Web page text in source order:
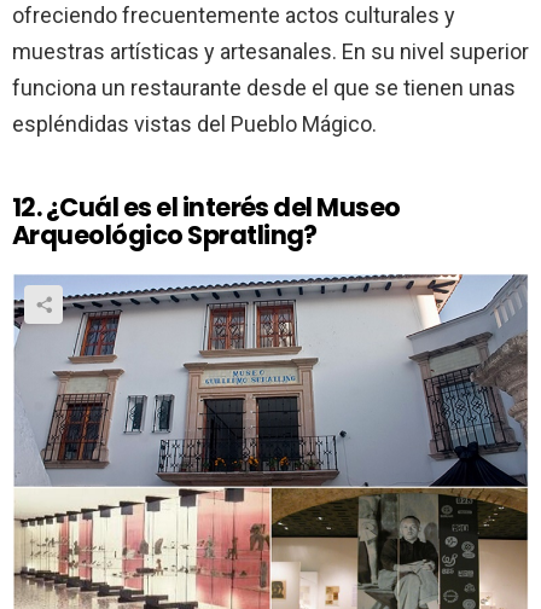
ofreciendo frecuentemente actos culturales y
muestras artísticas y artesanales. En su nivel superior
funciona un restaurante desde el que se tienen unas
espléndidas vistas del Pueblo Mágico.
12. ¿Cuál es el interés del Museo
Arqueológico Spratling?